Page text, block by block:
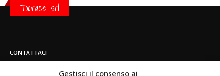
Gestisci il consenso ai
Toorace srl
CONTATTACI